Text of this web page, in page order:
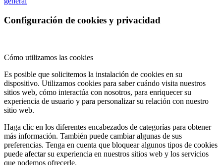
Configuración de cookies y privacidad
Cómo utilizamos las cookies
Es posible que solicitemos la instalación de cookies en su
dispositivo. Utilizamos cookies para saber cuándo visita nuestros
sitios web, cómo interactúa con nosotros, para enriquecer su
experiencia de usuario y para personalizar su relación con nuestro
sitio web.
Haga clic en los diferentes encabezados de categorías para obtener
más información. También puede cambiar algunas de sus
preferencias. Tenga en cuenta que bloquear algunos tipos de cookies
puede afectar su experiencia en nuestros sitios web y los servicios
que podemos ofrecerle.